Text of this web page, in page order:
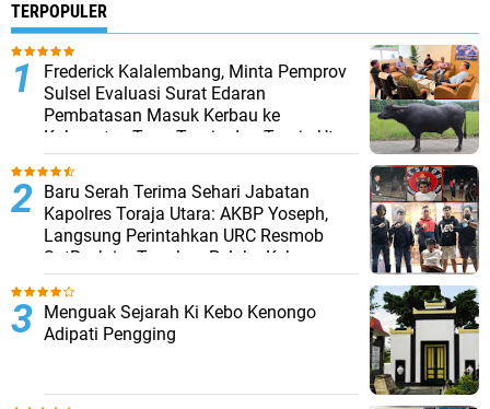
TERPOPULER
Frederick Kalalembang, Minta Pemprov
Sulsel Evaluasi Surat Edaran
Pembatasan Masuk Kerbau ke
Kabupaten Tana Toraja dan Toraja Utara
Baru Serah Terima Sehari Jabatan
Kapolres Toraja Utara: AKBP Yoseph,
Langsung Perintahkan URC Resmob
SatReskrim Tangkap Pelaku Kekerasan
Seksual Anak Di Bawah Umur
Menguak Sejarah Ki Kebo Kenongo
Adipati Pengging